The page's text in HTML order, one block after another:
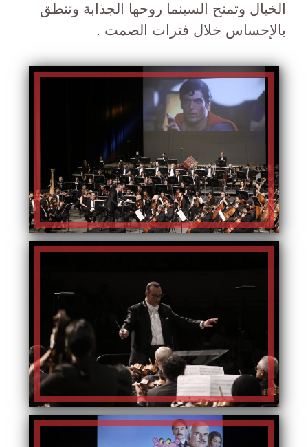
الخيال وتمنح السينما روحها الجذابة وتنطق
بالإحساس خلال فترات الصمت .